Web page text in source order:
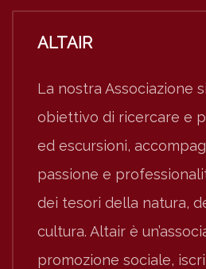
ALTAIR
La nostra Associazione
obiettivo di ricercare e
ed escursioni,
passione e
dei tesori della natura,
cultura. Altair è
promozione sociale,